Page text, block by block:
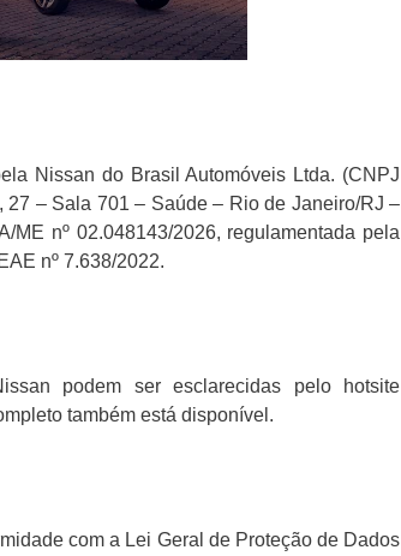
Nissan do Brasil Automóveis Ltda. (CNPJ
27 – Sala 701 – Saúde – Rio de Janeiro/RJ –
nº 02.048143/2026, regulamentada pela
nº 7.638/2022.
podem ser esclarecidas pelo hotsite
também está disponível.
com a Lei Geral de Proteção de Dados